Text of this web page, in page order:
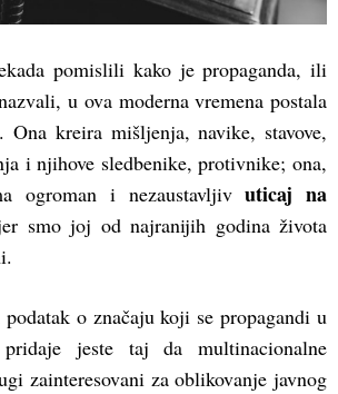
pomislili kako je propaganda, ili
u ova moderna vremena postala
Ona kreira mišljenja, navike, stavove,
i njihove sledbenike, protivnike; ona,
ogroman i nezaustavljivuticaj na
smo joj od najranijih godina života
podatak o značaju koji se propagandi u
pridaje jeste taj da multinacionalne
zainteresovani za oblikovanje javnog